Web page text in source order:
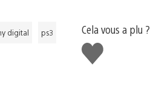
digital ps3
Cela vous a plu ?
J'aime